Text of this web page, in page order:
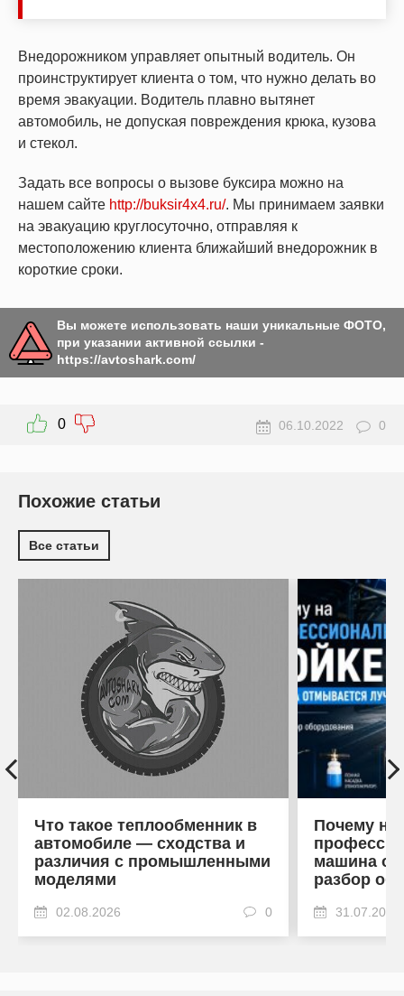
Внедорожником управляет опытный водитель. Он
проинструктирует клиента о том, что нужно делать во
время эвакуации. Водитель плавно вытянет
автомобиль, не допуская повреждения крюка, кузова
и стекол.
Задать все вопросы о вызове буксира можно на
нашем сайте http://buksir4x4.ru/. Мы принимаем заявки
на эвакуацию круглосуточно, отправляя к
местоположению клиента ближайший внедорожник в
короткие сроки.
Вы можете использовать наши уникальные ФОТО,
при указании активной ссылки -
https://avtoshark.com/
0 06.10.2022 0
Похожие статьи
Все статьи
Что такое теплообменник в
автомобиле — сходства и
различия с промышленными
моделями
02.08.2026 0
Почему на
машина
разбор
31.07.2026